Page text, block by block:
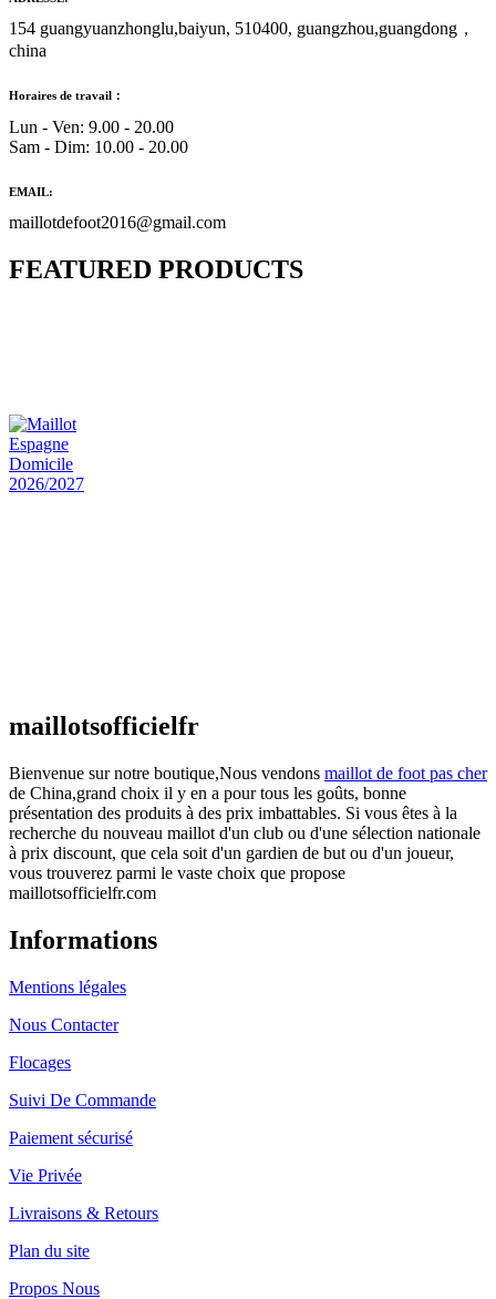
154 guangyuanzhonglu,baiyun, 510400, guangzhou,guangdong，
china
Horaires de travail：
Lun - Ven: 9.00 - 20.00
Sam - Dim: 10.00 - 20.00
EMAIL:
maillotdefoot2016@gmail.com
FEATURED PRODUCTS
maillotsofficielfr
Bienvenue sur notre boutique,Nous vendons maillot de foot pas cher
de China,grand choix il y en a pour tous les goûts, bonne
présentation des produits à des prix imbattables. Si vous êtes à la
recherche du nouveau maillot d'un club ou d'une sélection nationale
à prix discount, que cela soit d'un gardien de but ou d'un joueur,
vous trouverez parmi le vaste choix que propose
maillotsofficielfr.com
Informations
Mentions légales
Nous Contacter
Flocages
Suivi De Commande
Paiement sécurisé
Vie Privée
Livraisons & Retours
Plan du site
Propos Nous